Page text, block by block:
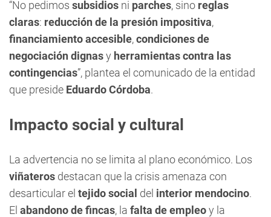
“No pedimos subsidios ni parches, sino reglas
claras: reducción de la presión impositiva,
financiamiento accesible,condiciones de
negociación dignasy herramientas contra las
contingencias”, plantea el comunicado de la entidad
que preside Eduardo Córdoba.
Impacto social y cultural
La advertencia no se limita al plano económico. Los
viñateros destacan que la crisis amenaza con
desarticular el tejido social del interior mendocino.
El abandono de fincas, la falta de empleoy la